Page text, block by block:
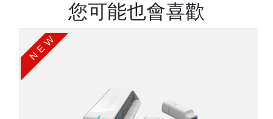
您可能也會喜歡
NEW